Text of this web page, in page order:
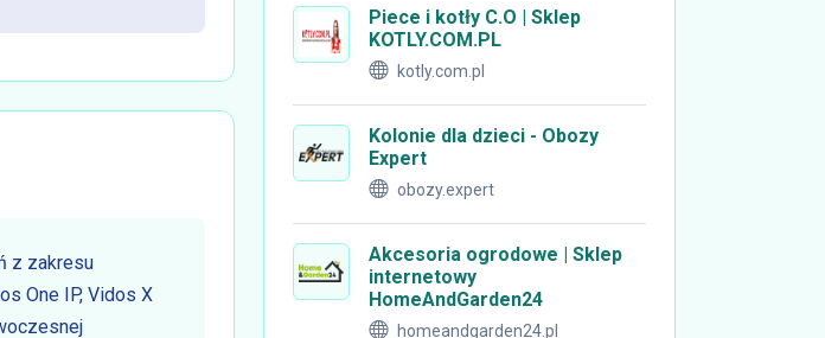
z zakresu
One IP, Vidos X
Piece i kotły C.O | Sklep
KOTLY.COM.PL
kotly.com.pl
Kolonie dla dzieci - Obozy
Expert
obozy.expert
Akcesoria ogrodowe | Sklep
internetowy
HomeAndGarden24
homeandgarden24.pl